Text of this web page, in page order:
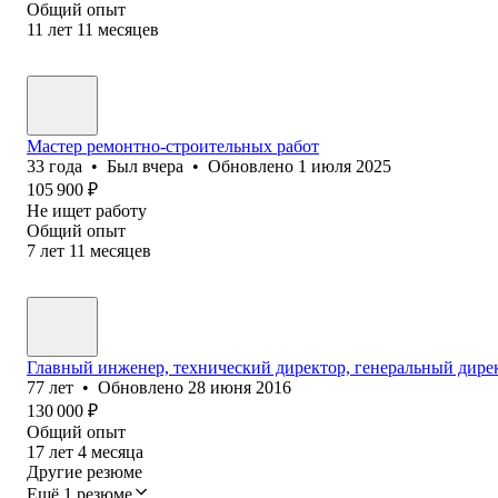
Общий опыт
11 лет 11 месяцев
Мастер ремонтно-строительных работ
33 года • Был вчера • Обновлено 1 июля 2025
105 900 ₽
Не ищет работу
Общий опыт
7 лет 11 месяцев
Главный инженер, технический директор, генеральный
77 лет • Обновлено 28 июня 2016
130 000 ₽
Общий опыт
17 лет 4 месяца
Другие резюме
Ещё 1 резюме